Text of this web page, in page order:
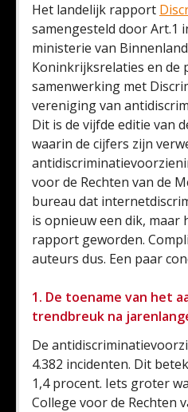
Het landelijk rapport
samengesteld door Art.1
ministerie van
Koninkrijksrelaties en de
samenwerking met
vereniging van
Dit is de vijfde editie van
waarin de cijfers zijn
voor de Rechten van de
bureau dat
is opnieuw een dik, maar
rapport geworden.
auteurs dus. Een paar
1. De toename van het
trendbreuk na
De
4.382 incidenten. Dit
1,4 procent. Iets groter
College voor de Rechten